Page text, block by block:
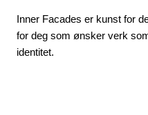
Inner Facades er kunst for
for deg som ønsker verk
identitet.